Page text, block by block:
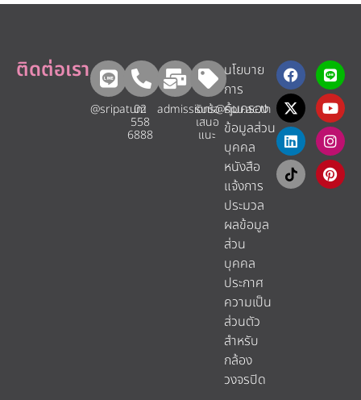
ติดต่อเรา
@sripatum
02
558
6888
admissions@spu.ac.th
รับข้อ
เสนอ
แนะ​
นโยบาย
การ
คุ้มครอง
ข้อมูลส่วน
บุคคล
หนังสือ
แจ้งการ
ประมวล
ผลข้อมูล
ส่วน
บุคคล
ประกาศ
ความเป็น
ส่วนตัว
สำหรับ
กล้อง
วงจรปิด